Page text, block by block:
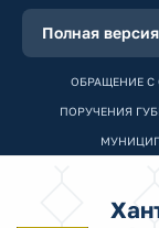
Полная версия
ОБРАЩЕНИЕ С
ПОРУЧЕНИЯ